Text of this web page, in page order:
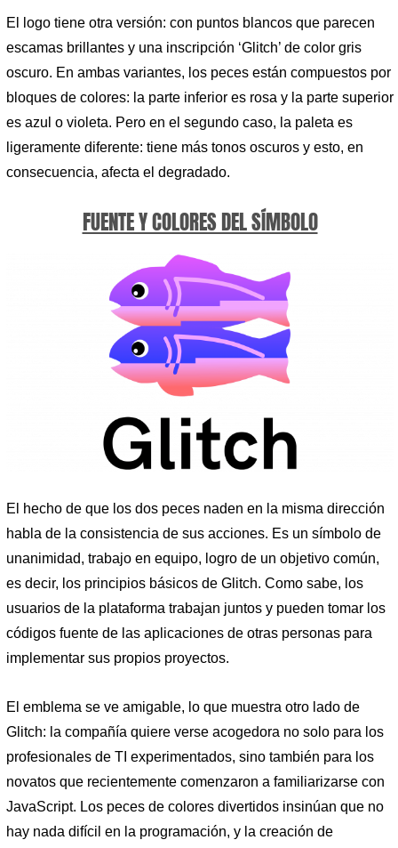
El logo tiene otra versión: con puntos blancos que parecen
escamas brillantes y una inscripción ‘Glitch’ de color gris
oscuro. En ambas variantes, los peces están compuestos por
bloques de colores: la parte inferior es rosa y la parte superior
es azul o violeta. Pero en el segundo caso, la paleta es
ligeramente diferente: tiene más tonos oscuros y esto, en
consecuencia, afecta el degradado.
FUENTE Y COLORES DEL SÍMBOLO
El hecho de que los dos peces naden en la misma dirección
habla de la consistencia de sus acciones. Es un símbolo de
unanimidad, trabajo en equipo, logro de un objetivo común,
es decir, los principios básicos de Glitch. Como sabe, los
usuarios de la plataforma trabajan juntos y pueden tomar los
códigos fuente de las aplicaciones de otras personas para
implementar sus propios proyectos.
El emblema se ve amigable, lo que muestra otro lado de
Glitch: la compañía quiere verse acogedora no solo para los
profesionales de TI experimentados, sino también para los
novatos que recientemente comenzaron a familiarizarse con
JavaScript. Los peces de colores divertidos insinúan que no
hay nada difícil en la programación, y la creación de